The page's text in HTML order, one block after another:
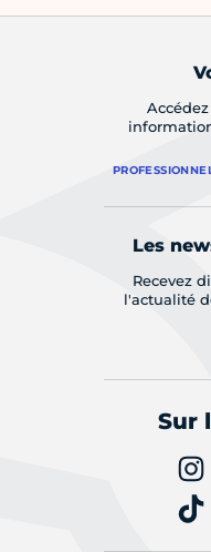
Les
Recevez
l'actualité
Sur